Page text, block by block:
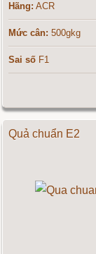
Hãng: ACR
Mức cân: 500gkg
Sai số F1
Quả chuẩn E2